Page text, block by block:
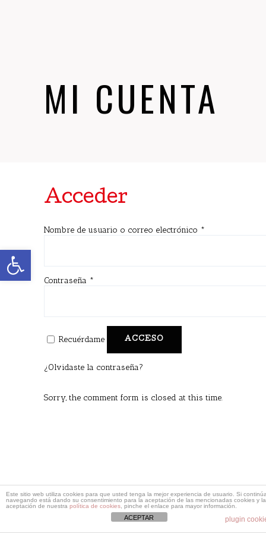
MI CUENTA
Acceder
Nombre de usuario o correo electrónico *
Contraseña *
Recuérdame ACCESO
¿Olvidaste la contraseña?
Sorry, the comment form is closed at this time.
Este sitio web utiliza cookies para que usted tenga la mejor experiencia de usuario. Si
navegando está dando su consentimiento para la aceptación de las mencionadas cookies y la
aceptación de nuestra política de cookies , pinche el enlace para mayor información.
plugin
ACEPTAR
Abrir barra de herramientas